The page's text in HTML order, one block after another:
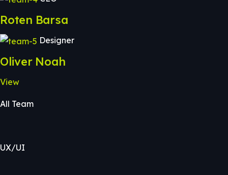
Roten Barsa
Designer
Oliver Noah
View
All Team
UX/UI